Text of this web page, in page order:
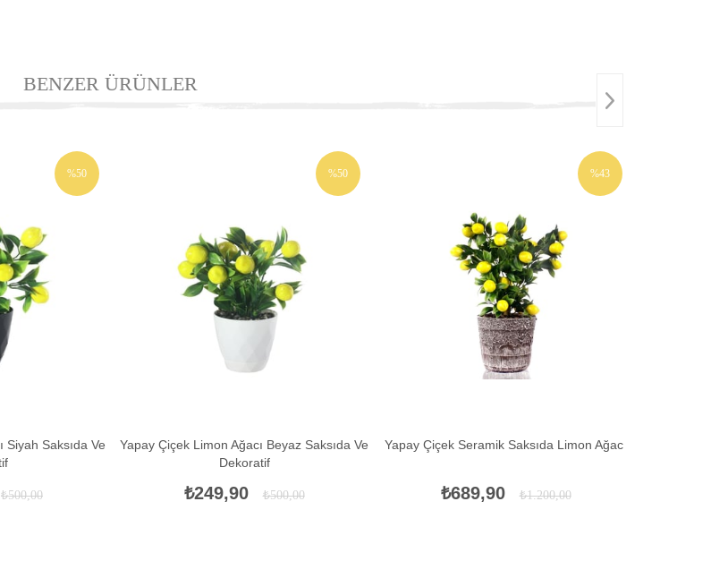
BENZER ÜRÜNLER
Siyah Saksıda Ve
₺500,00
%50
Yapay Çiçek Limon Ağacı Beyaz Saksıda Ve
Dekoratif
₺249,90 ₺500,00
%50
Yapay Çiçek Seramik Saksıda Limon Ağacı
₺689,90 ₺1.200,00
%43